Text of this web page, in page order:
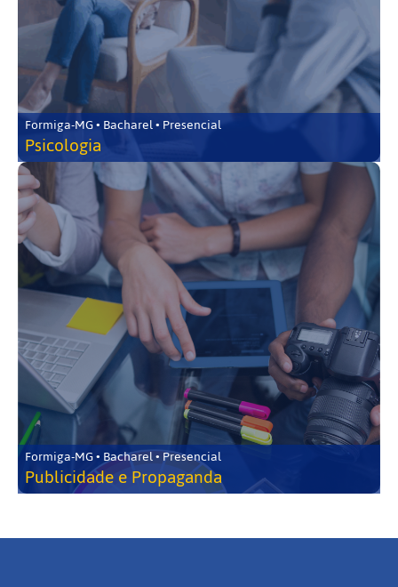
Formiga-MG • Bacharel • Presencial
Psicologia
Formiga-MG • Bacharel • Presencial
Publicidade e Propaganda